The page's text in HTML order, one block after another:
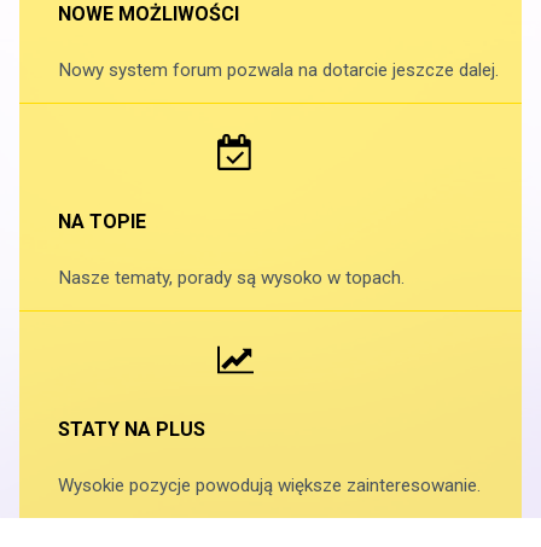
NOWE MOŻLIWOŚCI
Nowy system forum pozwala na dotarcie jeszcze dalej.
NA TOPIE
Nasze tematy, porady są wysoko w topach.
STATY NA PLUS
Wysokie pozycje powodują większe zainteresowanie.